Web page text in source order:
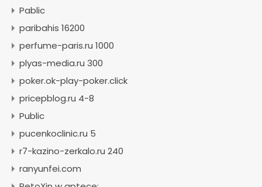
Pablic
paribahis 16200
perfume-paris.ru 1000
plyas-media.ru 300
poker.ok-play-poker.click
pricepblog.ru 4-8
Public
pucenkoclinic.ru 5
r7-kazino-zerkalo.ru 240
ranyunfei.com